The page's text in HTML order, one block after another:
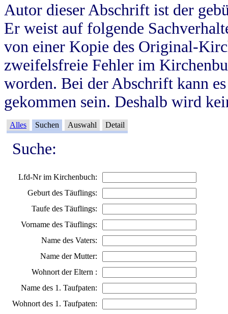
Autor dieser Abschrift ist der
Er weist auf folgende
von einer Kopie des Original-
zweifelsfreie Fehler im
worden. Bei der Abschrift kann
gekommen sein. Deshalb wird
Alles Suchen Auswahl Detail
Suche:
Lfd-Nr im Kirchenbuch:
Geburt des Täuflings:
Taufe des Täuflings:
Vorname des Täuflings:
Name des Vaters:
Name der Mutter:
Wohnort der Eltern :
Name des 1. Taufpaten:
Wohnort des 1. Taufpaten: